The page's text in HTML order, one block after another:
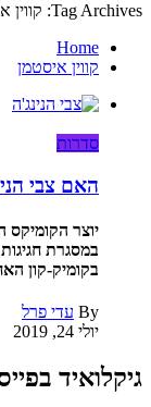
Tag Archives: קווין איסטמן
Home
קווין איסטמן
סדרות
האם צבי
יוצר הקומיקס
בקומיק-קון
By עדי פרל
יולי 24, 2019
גיקלואיד